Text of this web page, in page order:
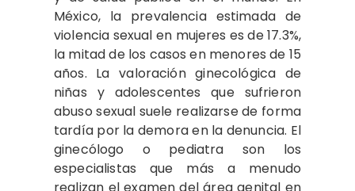
México, la prevalencia estimada de
violencia sexual en mujeres es de 17.3%,
la mitad de los casos en menores de 15
años. La valoración ginecológica de
niñas y adolescentes que sufrieron
abuso sexual suele realizarse de forma
tardía por la demora en la denuncia. El
ginecólogo o pediatra son los
especialistas que más a menudo